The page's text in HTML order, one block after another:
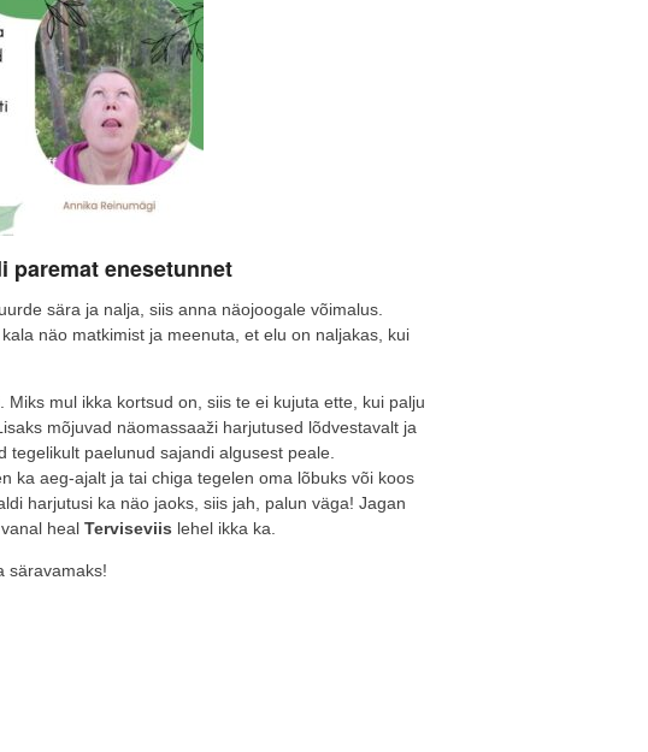
paremat enesetunnet
sära ja nalja, siis anna näojoogale võimalus.
näo matkimist ja meenuta, et elu on naljakas, kui
mul ikka kortsud on, siis te ei kujuta ette, kui palju
mõjuvad näomassaaži harjutused lõdvestavalt ja
paelunud sajandi algusest peale.
ka aeg-ajalt ja tai chiga tegelen oma lõbuks või koos
harjutusi ka näo jaoks, siis jah, palun väga! Jagan
heal Terviseviis lehel ikka ka.
säravamaks!